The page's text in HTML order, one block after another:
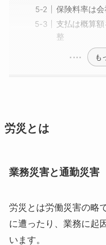
保険料率は
支払は概算
整
も
労災とは
業務災害と通勤災害
労災とは労働災害の略
に遭ったり、業務に起
います。